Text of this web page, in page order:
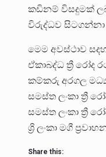
කඩිනම් විසදුමක්
විරුද්ධව සිටගන්නා
මෙම අවස්ථාව
ඒකාබද්ධ ත්‍රී රෝද
කම්කරු අරගල
සමස්ත ලංකා ත්‍රී
සමස්ත ලංකා ත්‍රී
ශ්‍රි ලංකා මගී
Share this: